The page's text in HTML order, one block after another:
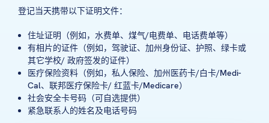
登记当天携带以下证明文件：
住址证明（例如，水费单、煤气/电费单、电话费单等）
有相片的证件（例如，驾驶证、加州身份证、护照、绿卡或
其它学校/ 政府签发的证件）
医疗保险资料（例如，私人保险、加州医药卡/白卡/Medi-
Cal、联邦医疗保险卡/ 红蓝卡/Medicare）
社会安全卡号码（可自选提供）
紧急联系人的姓名及电话号码